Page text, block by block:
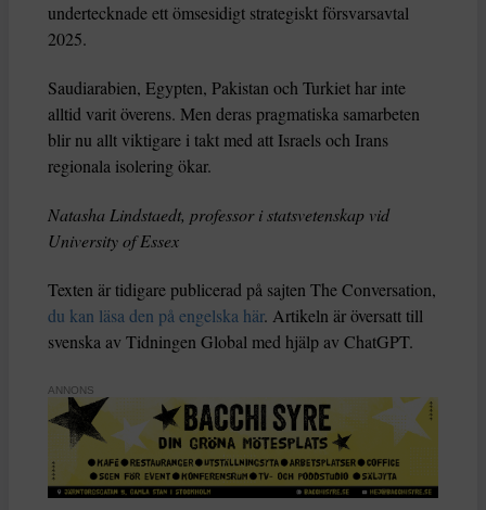
undertecknade ett ömsesidigt strategiskt försvarsavtal
2025.
Saudiarabien, Egypten, Pakistan och Turkiet har inte
alltid varit överens. Men deras pragmatiska samarbeten
blir nu allt viktigare i takt med att Israels och Irans
regionala isolering ökar.
Natasha Lindstaedt, professor i statsvetenskap vid
University of Essex
Texten är tidigare publicerad på sajten The Conversation,
du kan läsa den på engelska här. Artikeln är översatt till
svenska av Tidningen Global med hjälp av ChatGPT.
ANNONS